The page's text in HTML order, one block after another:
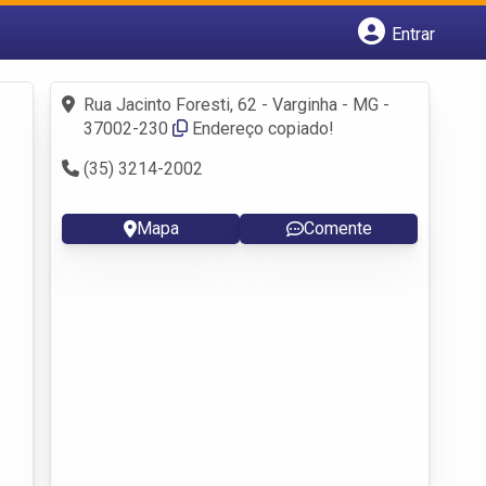
Entrar
Fazer login
Criar conta
Rua Jacinto Foresti, 62 - Varginha - MG -
37002-230
Endereço copiado!
(35) 3214-2002
Mapa Comente